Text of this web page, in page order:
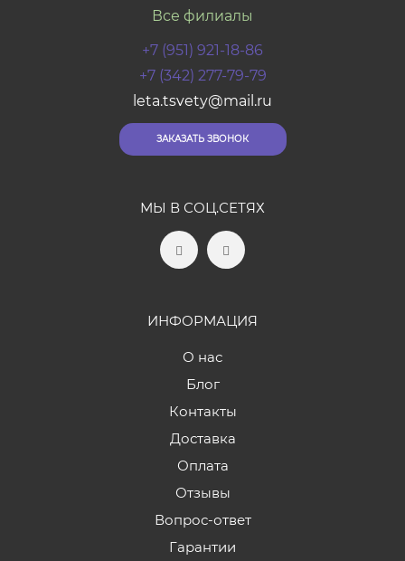
Все филиалы
+7 (951) 921-18-86
+7 (342) 277-79-79
leta.tsvety@mail.ru
ЗАКАЗАТЬ ЗВОНОК
МЫ В СОЦ.СЕТЯХ
ИНФОРМАЦИЯ
О нас
Блог
Контакты
Доставка
Оплата
Отзывы
Вопрос-ответ
Гарантии